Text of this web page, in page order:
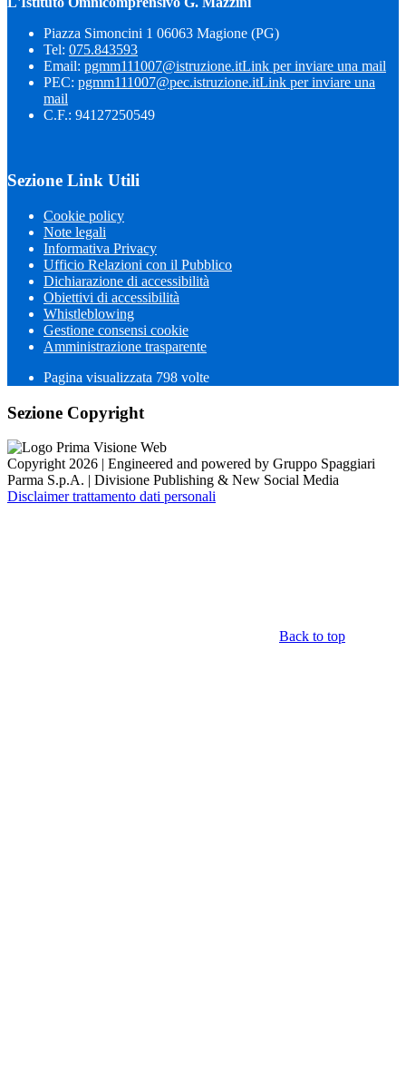
Piazza Simoncini 1 06063 Magione (PG)
Tel: 075.843593
Email: pgmm111007@istruzione.itLink per inviare una mail
PEC: pgmm111007@pec.istruzione.itLink per inviare una
mail
C.F.: 94127250549
Sezione Link Utili
Cookie policy
Note legali
Informativa Privacy
Ufficio Relazioni con il Pubblico
Dichiarazione di accessibilità
Obiettivi di accessibilità
Whistleblowing
Gestione consensi cookie
Amministrazione trasparente
Pagina visualizzata 798 volte
Sezione Copyright
Copyright 2026 | Engineered and powered by Gruppo Spaggiari
Parma S.p.A. | Divisione Publishing & New Social Media
Disclaimer trattamento dati personali
Back to top